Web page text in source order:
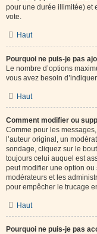
pour une durée illimitée) et
vote.
Haut
Pourquoi ne puis-je pas
Le nombre d’options
vous avez besoin
Haut
Comment modifier ou
Comme pour les
l’auteur original, un
sondage, cliquez sur le
toujours celui auquel est
peut modifier une option
modérateurs et les
pour empêcher le trucage
Haut
Pourquoi ne puis-je pas